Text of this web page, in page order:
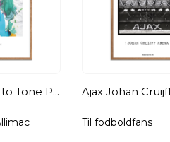
Allimac Tone to Tone Plakat
Til fodboldfans